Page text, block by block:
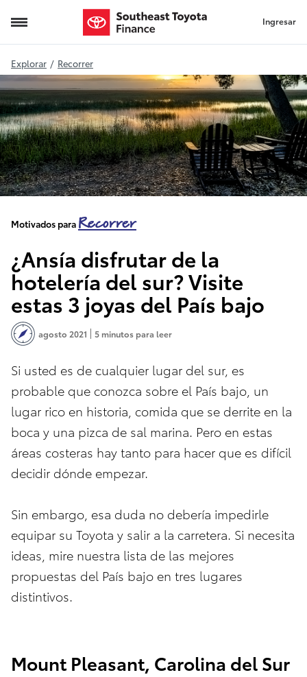
País bajo Ingresar
Explorar / Recorrer
Motivados paraRecorrer
¿Ansía disfrutar de la
hotelería del sur? Visite
estas 3 joyas del País bajo
agosto 2021 5 minutos para leer
Si usted es de cualquier lugar del sur, es
probable que conozca sobre el País bajo, un
lugar rico en historia, comida que se derrite en la
boca y una pizca de sal marina. Pero en estas
áreas costeras hay tanto para hacer que es difícil
decidir dónde empezar.
Sin embargo, esa duda no debería impedirle
equipar su Toyota y salir a la carretera. Si necesita
ideas, mire nuestra lista de las mejores
propuestas del País bajo en tres lugares
distintivos.
Mount Pleasant, Carolina del Sur